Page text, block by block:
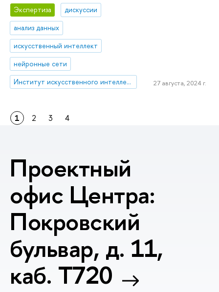
Экспертиза
дискуссии
анализ данных
искусственный интеллект
нейронные сети
Институт искусственного интеллекта и цифровых наук
27 августа, 2024 г.
1 2 3 4
Проектный
офис Центра:
Покровский
бульвар, д. 11,
каб. T720